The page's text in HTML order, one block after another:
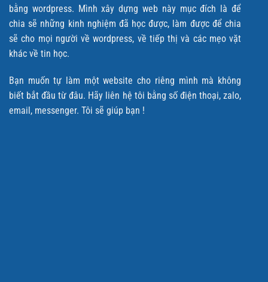
bằng wordpress. Mình xây dựng web này mục đích là để
chia sẽ những kinh nghiệm đã học được, làm được để chia
sẽ cho mọi người về wordpress, về tiếp thị và các mẹo vặt
khác về tin học.
Bạn muốn tự làm một website cho riêng mình mà không
biết bắt đầu từ đâu. Hãy liên hệ tôi bằng số điện thoại, zalo,
email, messenger. Tôi sẽ giúp bạn !